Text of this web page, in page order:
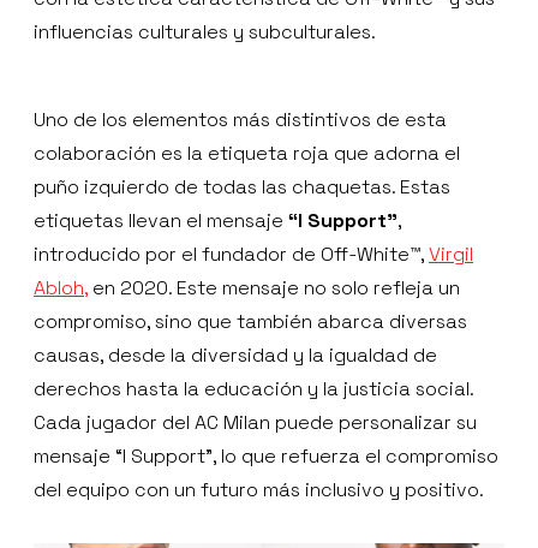
influencias culturales y subculturales.
Uno de los elementos más distintivos de esta
colaboración es la etiqueta roja que adorna el
puño izquierdo de todas las chaquetas. Estas
etiquetas llevan el mensaje “I Support”,
introducido por el fundador de Off-White™,Virgil
Abloh, en 2020. Este mensaje no solo refleja un
compromiso, sino que también abarca diversas
causas, desde la diversidad y la igualdad de
derechos hasta la educación y la justicia social.
Cada jugador del AC Milan puede personalizar su
mensaje “I Support”, lo que refuerza el compromiso
del equipo con un futuro más inclusivo y positivo.